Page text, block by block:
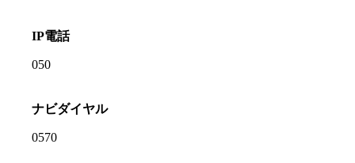
IP電話
050
ナビダイヤル
0570